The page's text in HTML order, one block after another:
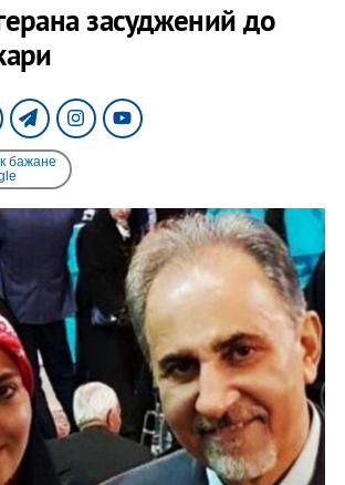
засуджений до
бажане